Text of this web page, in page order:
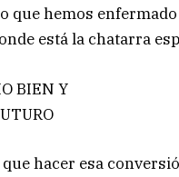
que hemos
está la chatarra
BIEN Y
que hacer esa